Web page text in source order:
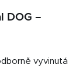
DOG –
vyvinutá